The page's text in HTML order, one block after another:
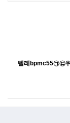
텔레bpmc55㉠㉢